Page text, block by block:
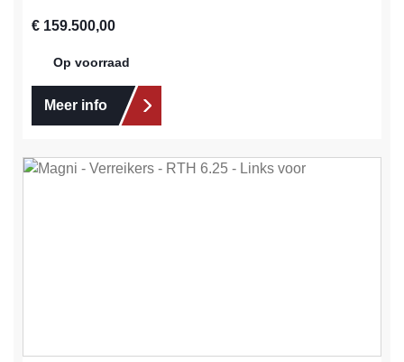
Normale prijs:
€ 159.500,00
Op voorraad
Meer info